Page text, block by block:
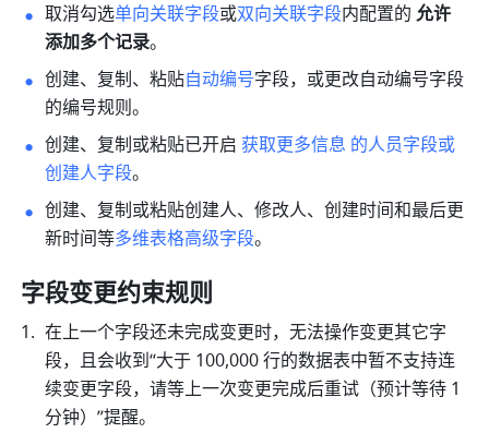
取消勾选单向关联字段或双向关联字段内配置的 允许
添加多个记录。
创建、复制、粘贴自动编号字段，或更改自动编号字段
的编号规则。
创建、复制或粘贴已开启 获取更多信息 的人员字段或
创建人字段。
创建、复制或粘贴创建人、修改人、创建时间和最后更
新时间等多维表格高级字段。
字段变更约束规则
在上一个字段还未完成变更时，无法操作变更其它字
段，且会收到“大于 100,000 行的数据表中暂不支持连
续变更字段，请等上一次变更完成后重试（预计等待 1
分钟）”提醒。